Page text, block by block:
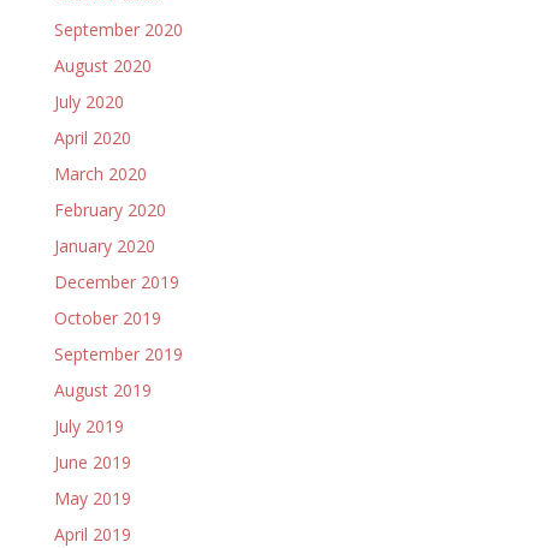
September 2020
August 2020
July 2020
April 2020
March 2020
February 2020
January 2020
December 2019
October 2019
September 2019
August 2019
July 2019
June 2019
May 2019
April 2019